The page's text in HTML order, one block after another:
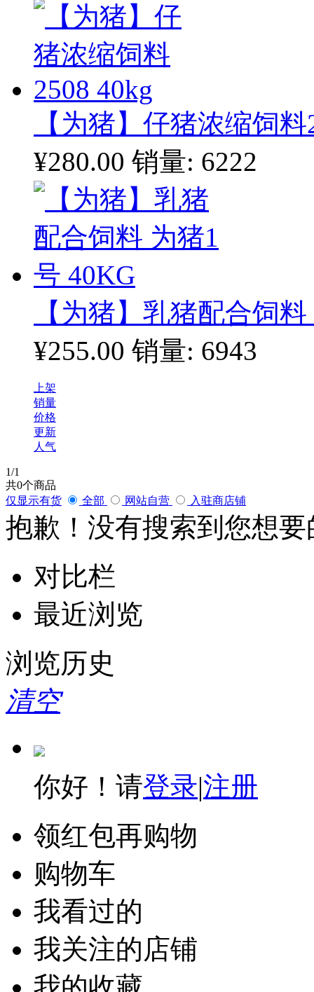
【为猪】仔猪浓缩饲
¥280.00 销量: 6222
【为猪】乳猪配合饲
¥255.00 销量: 6943
上架
销量
价格
更新
人气
1/1
共0个商品
仅显示有货
全部 网站自营 入驻商店铺
抱歉！没有搜索到您想
对比栏
最近浏览
浏览历史
清空
你好！请登录|注册
领红包再购物
购物车
我看过的
我关注的店铺